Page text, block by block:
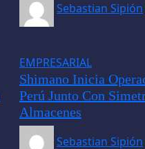
Sebastian Sipión
EMPRESARIAL
Shimano Inicia
Perú Junto Con
Almacenes
Sebastian Sipión